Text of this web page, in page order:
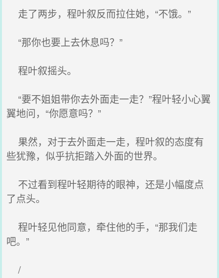
走了两步，程叶叙反而拉住她，“不饿。”
“那你也要上去休息吗？”
程叶叙摇头。
“要不姐姐带你去外面走一走？”程叶轻小心翼
翼地问，“你愿意吗？”
果然，对于去外面走一走，程叶叙的态度有
些犹豫，似乎抗拒踏入外面的世界。
不过看到程叶轻期待的眼神，还是小幅度点
了点头。
程叶轻见他同意，牵住他的手，“那我们走
吧。”
/